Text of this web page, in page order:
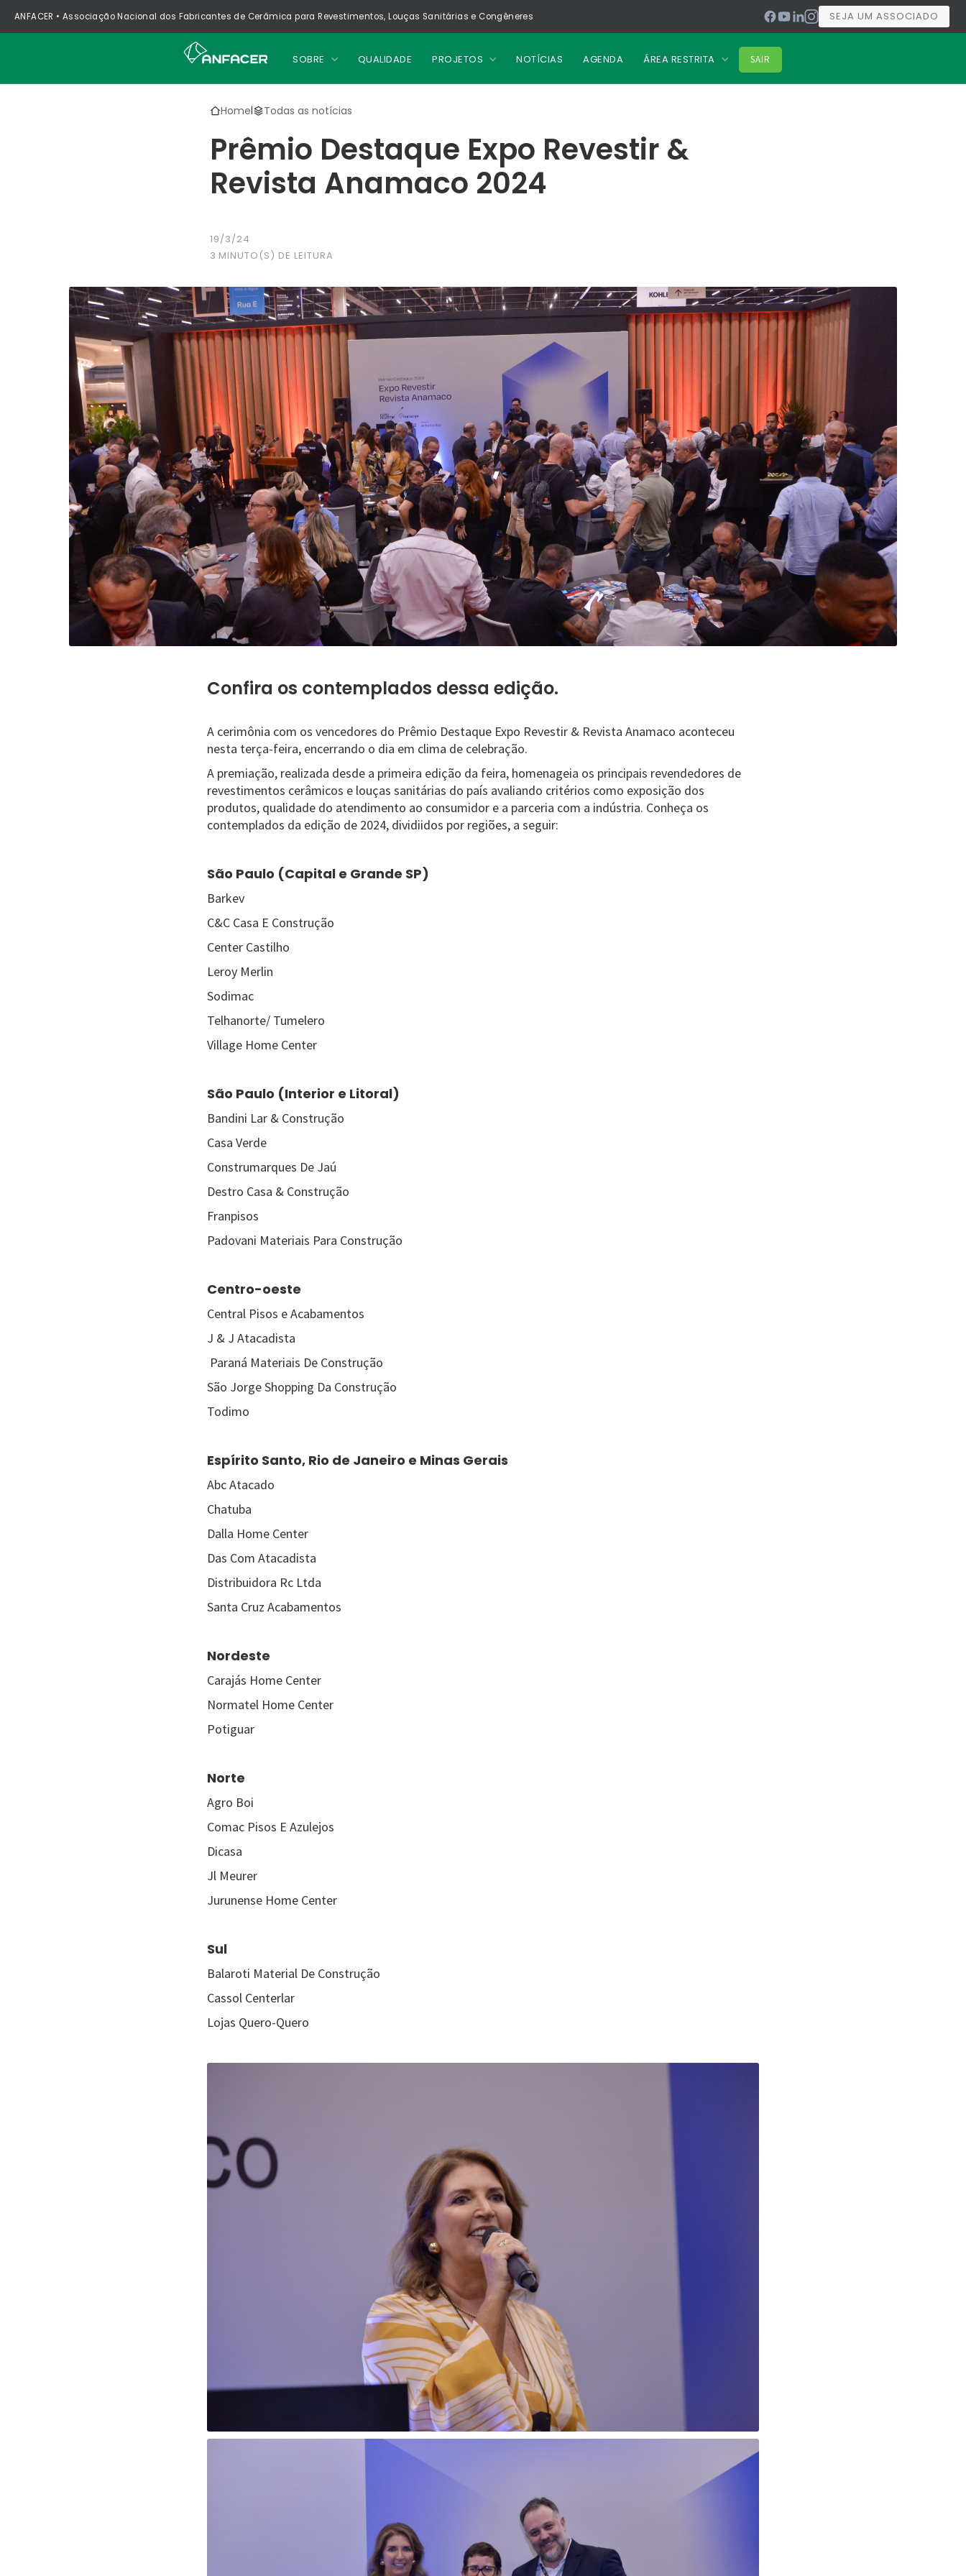
ANFACER • Associação Nacional dos Fabricantes de Cerâmica para Revestimentos, Louças Sanitárias e Congêneres SEJA UM ASSOCIADO
SOBRE QUALIDADE PROJETOS NOTÍCIAS AGENDA ÁREA RESTRITA SAIR
Home| Todas as notícias
Prêmio Destaque Expo Revestir &
Revista Anamaco 2024
19/3/24
3 MINUTO(S) DE LEITURA
Confira os contemplados dessa edição.
A cerimônia com os vencedores do Prêmio Destaque Expo Revestir & Revista Anamaco aconteceu
nesta terça-feira, encerrando o dia em clima de celebração.
A premiação, realizada desde a primeira edição da feira, homenageia os principais revendedores de
revestimentos cerâmicos e louças sanitárias do país avaliando critérios como exposição dos
produtos, qualidade do atendimento ao consumidor e a parceria com a indústria. Conheça os
contemplados da edição de 2024, dividiidos por regiões, a seguir:
São Paulo (Capital e Grande SP)
Barkev
C&C Casa E Construção
Center Castilho
Leroy Merlin
Sodimac
Telhanorte/ Tumelero
Village Home Center
São Paulo (Interior e Litoral)
Bandini Lar & Construção
Casa Verde
Construmarques De Jaú
Destro Casa & Construção
Franpisos
Padovani Materiais Para Construção
Centro-oeste
Central Pisos e Acabamentos
J & J Atacadista
Paraná Materiais De Construção
São Jorge Shopping Da Construção
Todimo
Espírito Santo, Rio de Janeiro e Minas Gerais
Abc Atacado
Chatuba
Dalla Home Center
Das Com Atacadista
Distribuidora Rc Ltda
Santa Cruz Acabamentos
Nordeste
Carajás Home Center
Normatel Home Center
Potiguar
Norte
Agro Boi
Comac Pisos E Azulejos
Dicasa
Jl Meurer
Jurunense Home Center
Sul
Balaroti Material De Construção
Cassol Centerlar
Lojas Quero-Quero